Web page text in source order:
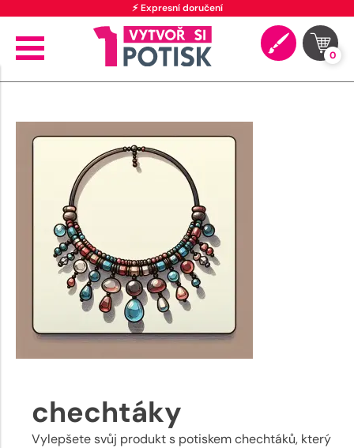
⚡ Expresní doručení
0
chechtáky
Vylepšete svůj produkt s potiskem chechtáků, který